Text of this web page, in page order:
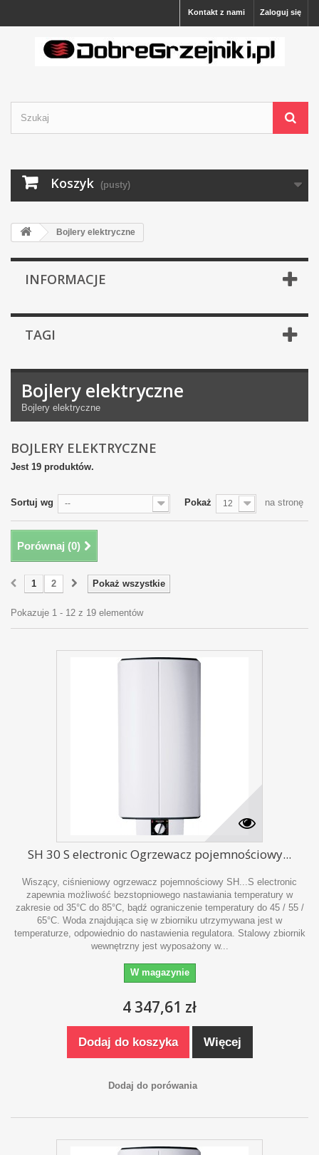
Zaloguj się
Kontakt z nami
Koszyk (pusty)
Bojlery elektryczne
INFORMACJE
TAGI
Bojlery elektryczne
Bojlery elektryczne
BOJLERY ELEKTRYCZNE
Jest 19 produktów.
Sortuj wg -- Pokaż 12 na stronę
Porównaj (0)
Pokaż wszystkie
1 2
Pokazuje 1 - 12 z 19 elementów
SH 30 S electronic Ogrzewacz pojemnościowy...
Wiszący, ciśnieniowy ogrzewacz pojemnościowy SH...S electronic
zapewnia możliwość bezstopniowego nastawiania temperatury w
zakresie od 35°C do 85°C, bądź ograniczenie temperatury do 45 / 55 /
65°C. Woda znajdująca się w zbiorniku utrzymywana jest w
temperaturze, odpowiednio do nastawienia regulatora. Stalowy zbiornik
wewnętrzny jest wyposażony w...
W magazynie
4 347,61 zł
Dodaj do koszyka Więcej
Dodaj do porówania